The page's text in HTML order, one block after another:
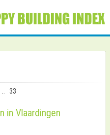
33
in Vlaardingen